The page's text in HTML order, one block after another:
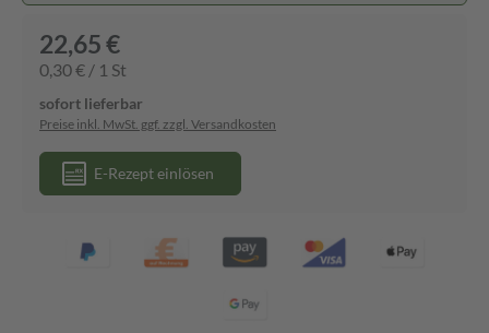
22,65 €
0,30 € / 1 St
sofort lieferbar
Preise inkl. MwSt. ggf. zzgl. Versandkosten
E-Rezept einlösen